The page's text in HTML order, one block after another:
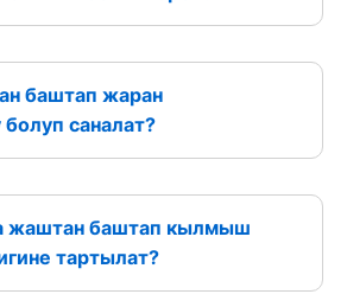
баштап жаран
саналат?
жаштан баштап кылмыш
тартылат?